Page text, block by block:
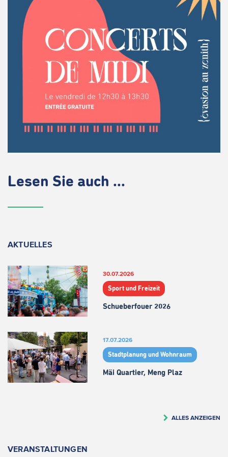
Lesen Sie auch ...
AKTUELLES
30.07.2026
Sport und Freizeit
Schueberfouer 2026
17.07.2026
Stadtplanung und Wohnraum
Mäi Quartier, Meng Plaz
ALLES ANZEIGEN
VERANSTALTUNGEN